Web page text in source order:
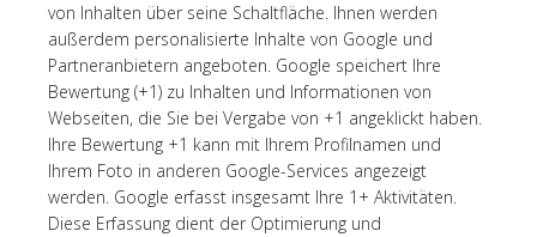
von Inhalten über seine Schaltfläche. Ihnen werden
außerdem personalisierte Inhalte von Google und
Partneranbietern angeboten. Google speichert Ihre
Bewertung (+1) zu Inhalten und Informationen von
Webseiten, die Sie bei Vergabe von +1 angeklickt haben.
Ihre Bewertung +1 kann mit Ihrem Profilnamen und
Ihrem Foto in anderen Google-Services angezeigt
werden. Google erfasst insgesamt Ihre 1+ Aktivitäten.
Diese Erfassung dient der Optimierung und